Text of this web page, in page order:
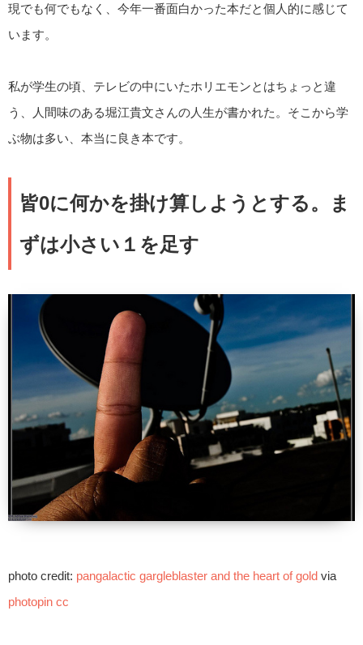
現でも何でもなく、今年一番面白かった本だと個人的に感じて
います。
私が学生の頃、テレビの中にいたホリエモンとはちょっと違
う、人間味のある堀江貴文さんの人生が書かれた。そこから学
ぶ物は多い、本当に良き本です。
皆0に何かを掛け算しようとする。ま
ずは小さい１を足す
photo credit: pangalactic gargleblaster and the heart of gold via
photopin cc